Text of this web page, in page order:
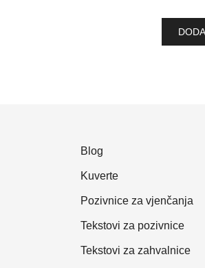
Blog
Kuverte
Pozivnice za vjenčanja
Tekstovi za pozivnice
Tekstovi za zahvalnice